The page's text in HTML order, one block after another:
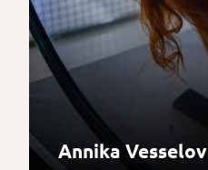
Annika Vesselov